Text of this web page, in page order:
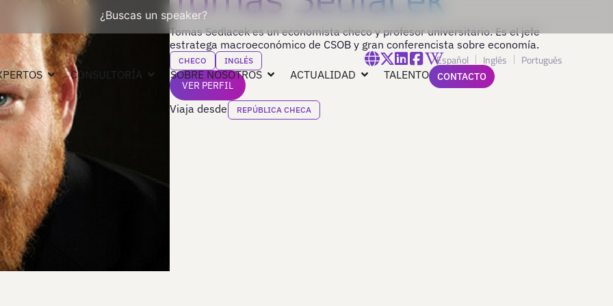
¿Buscas un speaker?
CONSULTORÍA SOBRE NOSOTROS ACTUALIDAD TALENTO
Español Inglés Portugués
CONTACTO
Tomas Sedlacek es un economista checo y profesor universitario. Es el jefe
estratega macroeconómico de CSOB y gran conferencista sobre economía.
CHECO INGLÉS
VER PERFIL
Viaja desde REPÚBLICA CHECA